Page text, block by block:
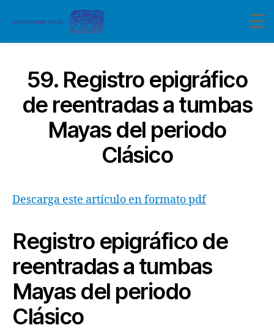
59. Registro epigráfico
de reentradas a tumbas
Mayas del periodo
Clásico
Descarga este artículo en formato pdf
Registro epigráfico de
reentradasa tumbas
Mayas del periodo
Clásico